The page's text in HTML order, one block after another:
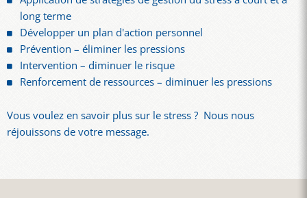
long terme
Développer un plan d'action personnel
Prévention – éliminer les pressions
Intervention – diminuer le risque
Renforcement de ressources – diminuer les pressions
Vous voulez en savoir plus sur le stress ? Nous nous
réjouissons de votre message.